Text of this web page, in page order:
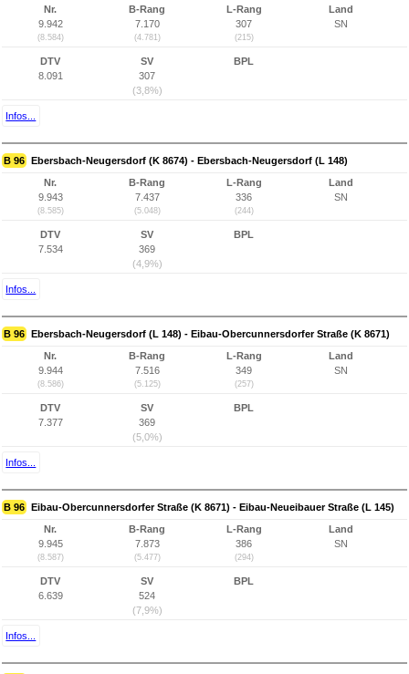
Nr.
9.942
(8.584)
B-Rang
7.170
(4.781)
L-Rang
307
(215)
Land
SN
DTV
8.091
SV
307
(3,8%)
BPL
Infos...
B 96 Ebersbach-Neugersdorf (K 8674) - Ebersbach-Neugersdorf (L 148)
Nr.
9.943
(8.585)
B-Rang
7.437
(5.048)
L-Rang
336
(244)
Land
SN
DTV
7.534
SV
369
(4,9%)
BPL
Infos...
B 96 Ebersbach-Neugersdorf (L 148) - Eibau-Obercunnersdorfer Straße (K 8671)
Nr.
9.944
(8.586)
B-Rang
7.516
(5.125)
L-Rang
349
(257)
Land
SN
DTV
7.377
SV
369
(5,0%)
BPL
Infos...
B 96 Eibau-Obercunnersdorfer Straße (K 8671) - Eibau-Neueibauer Straße (L 145)
Nr.
9.945
(8.587)
B-Rang
7.873
(5.477)
L-Rang
386
(294)
Land
SN
DTV
6.639
SV
524
(7,9%)
BPL
Infos...